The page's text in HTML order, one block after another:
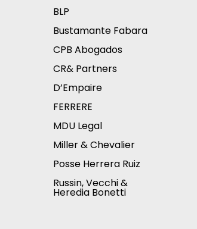
BLP
Bustamante Fabara
CPB Abogados
CR& Partners
D’Empaire
FERRERE
MDU Legal
Miller & Chevalier
Posse Herrera Ruiz
Russin, Vecchi &
Heredia Bonetti